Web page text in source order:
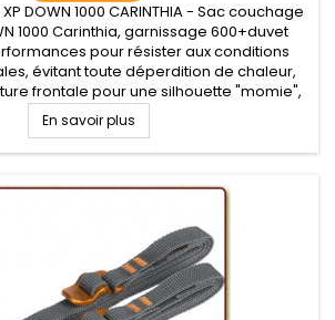
DOWN 1000 CARINTHIA - Sac couchage
1000 Carinthia, garnissage 600+duvet
pour résister aux conditions
évitant toute déperdition de chaleur,
frontale pour une silhouette "momie",
Température confort de -12°C
En savoir plus